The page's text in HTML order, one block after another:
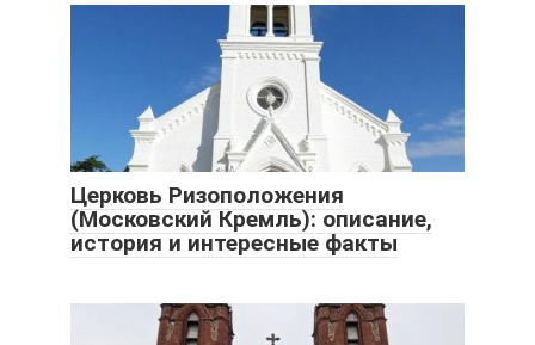
Церковь Ризоположения
(Московский Кремль): описание,
история и интересные факты